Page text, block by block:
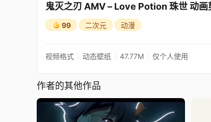
鬼灭之刃 AMV – Love Potion 珠世 动画
99 二次元 动漫
视频格式 动态壁纸 47.77M 仅个人使用
作者的其他作品